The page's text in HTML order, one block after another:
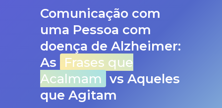
Comunicação com
uma Pessoa com
doença de Alzheimer:
As
Frases que
Acalmam vs Aqueles
que Agitam